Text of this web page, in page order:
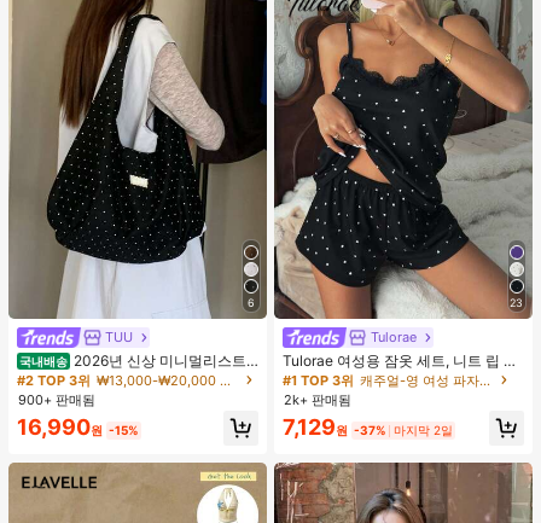
6
TUU
국내배송 2026년 신상 미니멀리스트
도트 캔버스 토트백, 대용량 캐주얼 다
용도 통근 숄더 핸드백
#2 TOP 3위
₩13,000-₩20,000 여성 숄더백
900+ 판매됨
16,990원 -15%
23
Tulorae
Tulorae 여성용 잠옷 세트, 니트 립 원
단, 하트 프린트 대비 레이스 트림, 로
맨틱 달콤 귀여운 섹시 캐미솔 & 반바
지 베이비돌 잠옷 세트 투피스 나이트
세트 섹시 잠옷 세트 여성용 잠옷 롬퍼
투피스 잠옷 세트 여성용 잠옷 세트 도
트 잠옷 세트 잠옷 반바지 세트 투피스
잠옷 세트 여성용 여름 세트 도트 반바
지 세트 여성용 잠옷 세트 반바지 잠옷
세트 여성용 투피스 여름 라운지 세트
#1 TOP 3위
캐주얼-영 여성 파자마 세트
2k+ 판매됨
7,129원 -37% 마지막 2일